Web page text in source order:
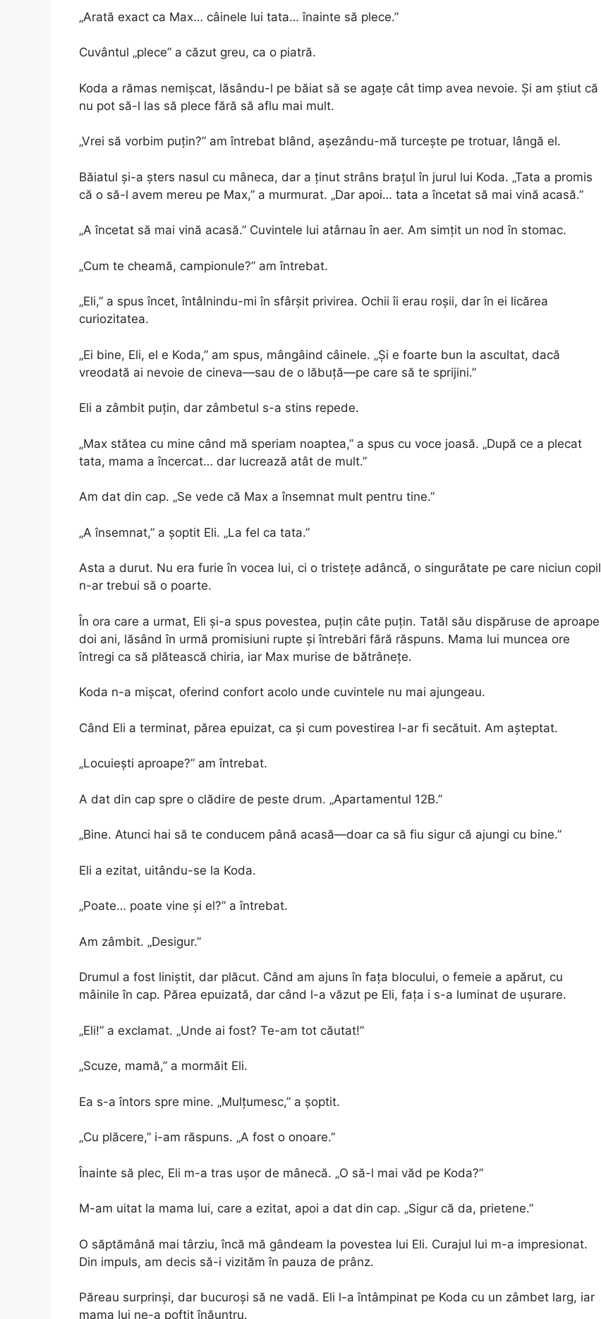
„Arată exact ca Max… câinele lui tata… înainte să plece.”
Cuvântul „plece” a căzut greu, ca o piatră.
Koda a rămas nemișcat, lăsându-l pe băiat să se agațe cât timp avea nevoie. Și am știut că
nu pot să-l las să plece fără să aflu mai mult.
„Vrei să vorbim puțin?” am întrebat blând, așezându-mă turcește pe trotuar, lângă el.
Băiatul și-a șters nasul cu mâneca, dar a ținut strâns brațul în jurul lui Koda. „Tata a promis
că o să-l avem mereu pe Max,” a murmurat. „Dar apoi… tata a încetat să mai vină acasă.”
„A încetat să mai vină acasă.” Cuvintele lui atârnau în aer. Am simțit un nod în stomac.
„Cum te cheamă, campionule?” am întrebat.
„Eli,” a spus încet, întâlnindu-mi în sfârșit privirea. Ochii îi erau roșii, dar în ei licărea
curiozitatea.
„Ei bine, Eli, el e Koda,” am spus, mângâind câinele. „Și e foarte bun la ascultat, dacă
vreodată ai nevoie de cineva—sau de o lăbuță—pe care să te sprijini.”
Eli a zâmbit puțin, dar zâmbetul s-a stins repede.
„Max stătea cu mine când mă speriam noaptea,” a spus cu voce joasă. „După ce a plecat
tata, mama a încercat… dar lucrează atât de mult.”
Am dat din cap. „Se vede că Max a însemnat mult pentru tine.”
„A însemnat,” a șoptit Eli. „La fel ca tata.”
Asta a durut. Nu era furie în vocea lui, ci o tristețe adâncă, o singurătate pe care niciun copil
n-ar trebui să o poarte.
În ora care a urmat, Eli și-a spus povestea, puțin câte puțin. Tatăl său dispăruse de aproape
doi ani, lăsând în urmă promisiuni rupte și întrebări fără răspuns. Mama lui muncea ore
întregi ca să plătească chiria, iar Max murise de bătrânețe.
Koda n-a mișcat, oferind confort acolo unde cuvintele nu mai ajungeau.
Când Eli a terminat, părea epuizat, ca și cum povestirea l-ar fi secătuit. Am așteptat.
„Locuiești aproape?” am întrebat.
A dat din cap spre o clădire de peste drum. „Apartamentul 12B.”
„Bine. Atunci hai să te conducem până acasă—doar ca să fiu sigur că ajungi cu bine.”
Eli a ezitat, uitându-se la Koda.
„Poate… poate vine și el?” a întrebat.
Am zâmbit. „Desigur.”
Drumul a fost liniștit, dar plăcut. Când am ajuns în fața blocului, o femeie a apărut, cu
mâinile în cap. Părea epuizată, dar când l-a văzut pe Eli, fața i s-a luminat de ușurare.
„Eli!” a exclamat. „Unde ai fost? Te-am tot căutat!”
„Scuze, mamă,” a mormăit Eli.
Ea s-a întors spre mine. „Mulțumesc,” a șoptit.
„Cu plăcere,” i-am răspuns. „A fost o onoare.”
Înainte să plec, Eli m-a tras ușor de mânecă. „O să-l mai văd pe Koda?”
M-am uitat la mama lui, care a ezitat, apoi a dat din cap. „Sigur că da, prietene.”
O săptămână mai târziu, încă mă gândeam la povestea lui Eli. Curajul lui m-a impresionat.
Din impuls, am decis să-i vizităm în pauza de prânz.
Păreau surprinși, dar bucuroși să ne vadă. Eli l-a întâmpinat pe Koda cu un zâmbet larg, iar
mama lui ne-a poftit înăuntru.